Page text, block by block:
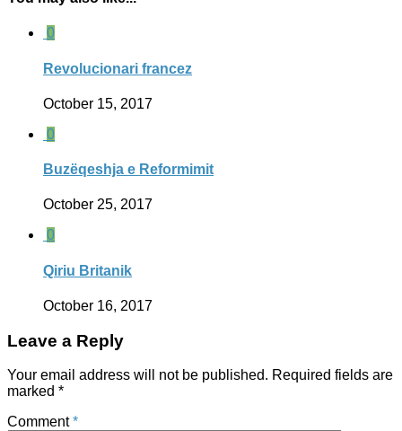
0
Revolucionari francez
October 15, 2017
0
Buzëqeshja e Reformimit
October 25, 2017
0
Qiriu Britanik
October 16, 2017
Leave a Reply
Your email address will not be published. Required fields are
marked *
Comment*